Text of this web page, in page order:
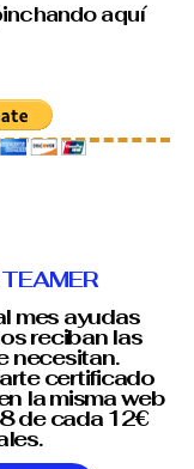
aquí
mes ayudas
reciban las
necesitan.
certificado
la misma web
de cada 12€